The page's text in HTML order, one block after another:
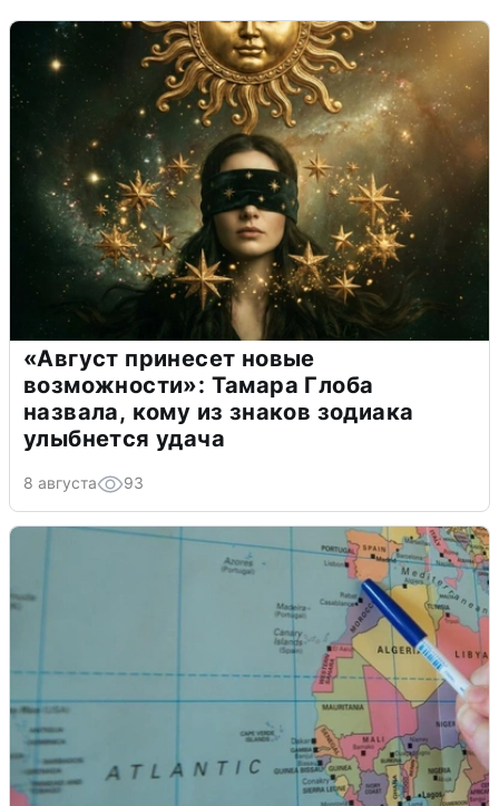
«Август принесет новые
возможности»: Тамара Глоба
назвала, кому из знаков зодиака
улыбнется удача
8 августа 93